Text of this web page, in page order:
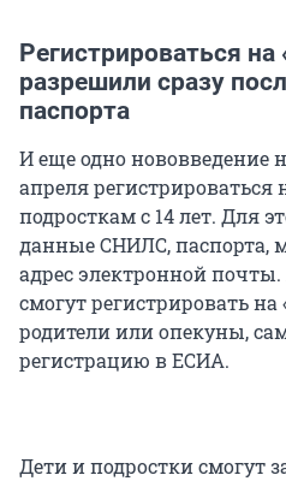
Регистрироваться на
разрешили сразу
паспорта
И еще одно нововведение
апреля регистрироваться
подросткам с 14 лет. Для
данные СНИЛС, паспорта,
адрес электронной почты.
смогут регистрировать на
родители или опекуны,
регистрацию в ЕСИА.
Дети и подростки смогут